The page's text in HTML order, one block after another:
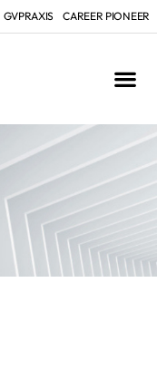
GVPRAXIS CAREER PIONEER